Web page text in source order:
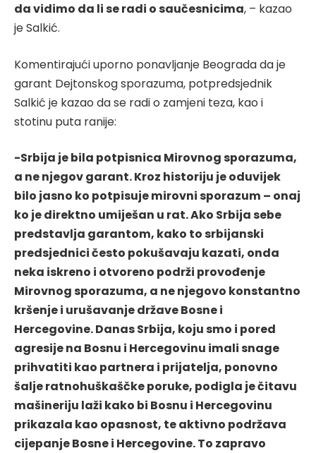
da vidimo da li se radi o saučesnicima, – kazao
je Salkić.
Komentirajući uporno ponavljanje Beograda da je
garant Dejtonskog sporazuma, potpredsjednik
Salkić je kazao da se radi o zamjeni teza, kao i
stotinu puta ranije:
-Srbija je bila potpisnica Mirovnog sporazuma,
a ne njegov garant. Kroz historiju je oduvijek
bilo jasno ko potpisuje mirovni sporazum – onaj
ko je direktno umiješan u rat. Ako Srbija sebe
predstavlja garantom, kako to srbijanski
predsjednici često pokušavaju kazati, onda
neka iskreno i otvoreno podrži provođenje
Mirovnog sporazuma, a ne njegovo konstantno
kršenje i urušavanje države Bosne i
Hercegovine. Danas Srbija, koju smo i pored
agresije na Bosnu i Hercegovinu imali snage
prihvatiti kao partnera i prijatelja, ponovno
šalje ratnohuškaščke poruke, podigla je čitavu
mašineriju laži kako bi Bosnu i Hercegovinu
prikazala kao opasnost, te aktivno podržava
cijepanje Bosne i Hercegovine. To zapravo